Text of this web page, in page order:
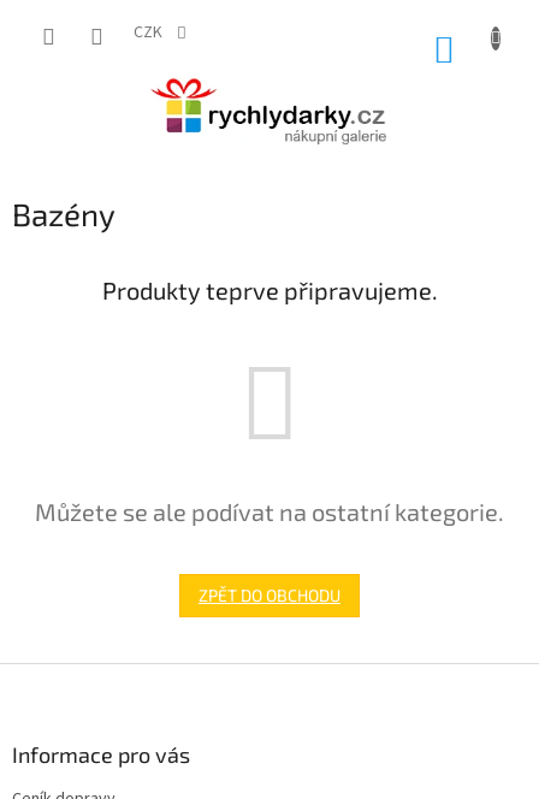
CZK
Bazény
Produkty teprve připravujeme.
Můžete se ale podívat na ostatní kategorie.
ZPĚT DO OBCHODU
Informace pro vás